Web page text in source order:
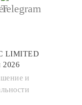
LIMITED
2026
и